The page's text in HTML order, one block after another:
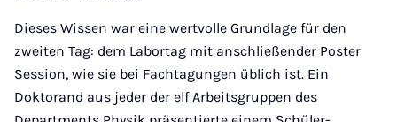
Dieses Wissen war eine wertvolle Grundlage für den
zweiten Tag: dem Labortag mit anschließender Poster
Session, wie sie bei Fachtagungen üblich ist. Ein
Doktorand aus jeder der elf Arbeitsgruppen des